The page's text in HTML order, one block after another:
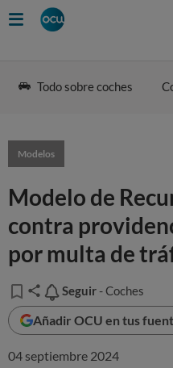
Todo sobre coches
Modelos
Modelo de
contra
por multa de
Seguir
Seguir - Coches
Añadir OCU en tus
04 septiembre 2024